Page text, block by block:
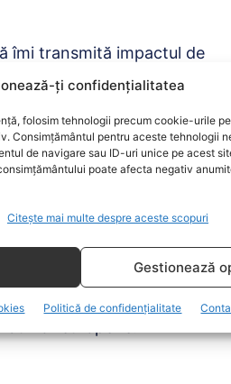
ți confidențialitatea
folosim tehnologii precum cookie-urile
Consimțământul pentru aceste tehnologii
de navigare sau ID-uri unice pe acest
poate afecta negativ
Citește mai multe despre aceste scopuri
Gestionează
Politică de confidențialitate
îmi transmită impactul de
Să vedem impactul între
de lei, astfel încât – aștept
după majorarea de
de impozite până în
perioada următoare, toată
despre dezvoltarea
europene.